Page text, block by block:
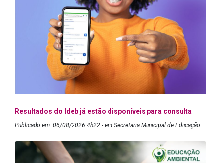
Resultados do Ideb já estão disponíveis para consulta
Publicado em: 06/08/2026 4h22 - em Secretaria Municipal de Educação